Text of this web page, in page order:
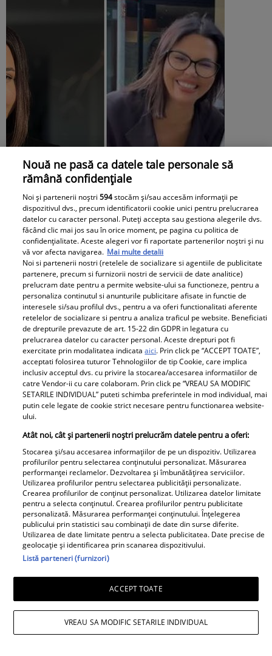
Andreea Popescu și fosta soacră, schimb
de replici. Ce i-a spus mama lui Rareș
Cojoc influenceriței: „Am găsit soluția”
Nouă ne pasă ca datele tale personale să
rămână confidențiale
Noi și partenerii noștri594stocăm și/sau accesăm informații pe
dispozitivul dvs., precum identificatorii cookie unici pentru prelucrarea
datelor cu caracter personal. Puteți accepta sau gestiona alegerile dvs.
făcând clic mai jos sau în orice moment, pe pagina cu politica de
confidențialitate. Aceste alegeri vor fi raportate partenerilor noștri și nu
vă vor afecta navigarea. Mai multe detalii
Noi si partenerii nostri (retelele de socializare si agentiile de publicitate
partenere, precum si furnizorii nostri de servicii de date analitice)
prelucram date pentru a permite website-ului sa functioneze, pentru a
personaliza continutul si anunturile publicitare afisate in functie de
interesele si/sau profilul dvs., pentru a va oferi functionalitati aferente
retelelor de socializare si pentru a analiza traficul pe website. Beneficiati
de drepturile prevazute de art. 15-22 din GDPR in legatura cu
prelucrarea datelor cu caracter personal. Aceste drepturi pot fi
exercitate prin modalitatea indicataaici. Prin click pe “ACCEPT TOATE”,
acceptati folosirea tuturor Tehnologiilor de tip Cookie, care implica
inclusiv acceptul dvs. cu privire la stocarea/accesarea informatiilor de
catre Vendor-ii cu care colaboram. Prin click pe “VREAU SA MODIFIC
SETARILE INDIVIDUAL” puteti schimba preferintele in mod individual, mai
putin cele legate de cookie strict necesare pentru functionarea website-
ului.
Atât noi, cât și partenerii noștri prelucrăm datele pentru a oferi:
Stocarea și/sau accesarea informațiilor de pe un dispozitiv. Utilizarea
profilurilor pentru selectarea conținutului personalizat. Măsurarea
performanței reclamelor. Dezvoltarea și îmbunătățirea serviciilor.
Utilizarea profilurilor pentru selectarea publicității personalizate.
Crearea profilurilor de conținut personalizat. Utilizarea datelor limitate
pentru a selecta conținutul. Crearea profilurilor pentru publicitate
personalizată. Măsurarea performanței conținutului. Înțelegerea
publicului prin statistici sau combinații de date din surse diferite.
Utilizarea de date limitate pentru a selecta publicitatea. Date precise de
geolocație și identificarea prin scanarea dispozitivului.
Listă parteneri (furnizori)
ACCEPT TOATE
VREAU SA MODIFIC SETARILE INDIVIDUAL